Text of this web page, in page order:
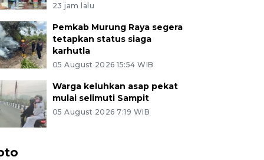
23 jam lalu
Pemkab Murung Raya segera
tetapkan status siaga
karhutla
05 August 2026 15:54 WIB
Warga keluhkan asap pekat
mulai selimuti Sampit
05 August 2026 7:19 WIB